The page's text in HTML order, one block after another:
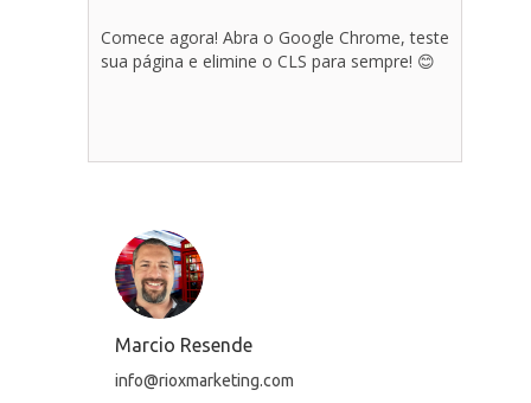
Comece agora! Abra o Google Chrome, teste
sua página e elimine o CLS para sempre! 😊
Marcio Resende
info@rioxmarketing.com